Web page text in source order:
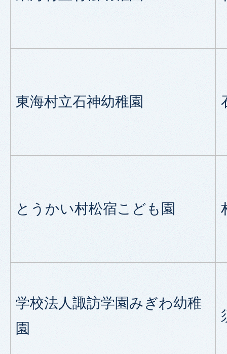
東海村立石神幼稚園
とうかい村松宿こども園
学校法人諏訪学園みぎわ幼稚
園